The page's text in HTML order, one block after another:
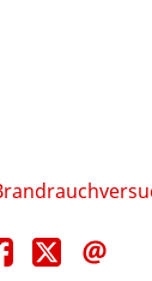
Teile
diese
Teile
diese